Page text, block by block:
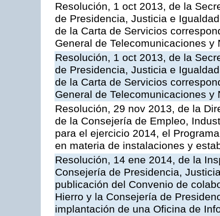
Resolución, 1 oct 2013, de la
de Presidencia, Justicia e
de la Carta de Servicios
General de Telecomunicaciones y
Resolución, 1 oct 2013, de la
de Presidencia, Justicia e
de la Carta de Servicios
General de Telecomunicaciones y
Resolución, 29 nov 2013, de la
de la Consejería de Empleo,
para el ejercicio 2014, el
en materia de instalaciones y
Resolución, 14 ene 2014, de la
Consejería de Presidencia,
publicación del Convenio de
Hierro y la Consejería de
implantación de una Oficina de